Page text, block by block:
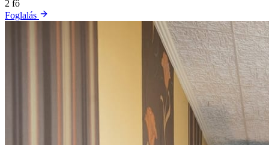
2 fő
Foglalás